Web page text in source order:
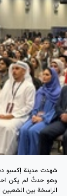
شهدت مدينة إكسبو
وهو حدثٌ لم يكن
الراسخة بين الشعبين